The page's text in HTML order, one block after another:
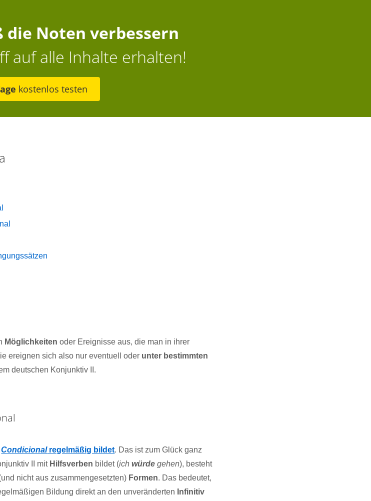
die Noten verbessern
auf alle Inhalte erhalten!
kostenlos testen
Möglichkeiten oder Ereignisse aus, die man in ihrer
ereignen sich also nur eventuell oder unter bestimmten
deutschen Konjunktiv II.
Condicionalregelmäßig bildet. Das ist zum Glück ganz
II mit Hilfsverben bildet (ichwürde gehen), besteht
nicht aus zusammengesetzten) Formen. Das bedeutet,
Bildung direkt an den unveränderten Infinitiv